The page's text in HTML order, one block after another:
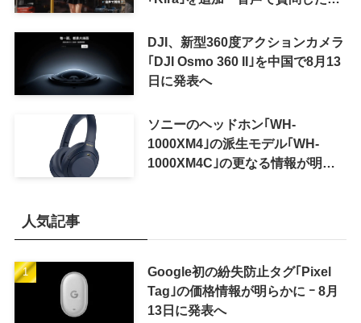
可能に
DJI、新型360度アクションカメラ
｢DJI Osmo 360 II｣を中国で8月13
日に発表へ
ソニーのヘッドホン｢WH-
1000XM4｣の派生モデル｢WH-
1000XM4C｣の更なる情報が明ら
人気記事
Google初の紛失防止タグ｢Pixel
Tag｣の価格情報が明らかに ｰ 8月
13日に発表へ